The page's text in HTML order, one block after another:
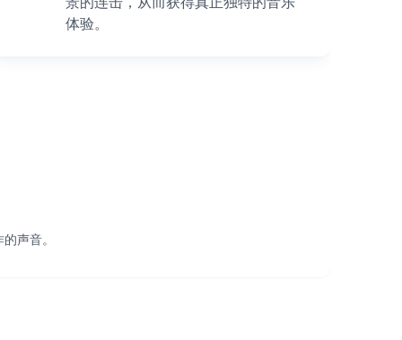
体验。
声音。